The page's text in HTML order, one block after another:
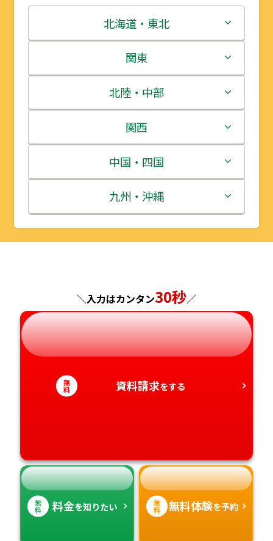
北海道・東北
北海道
青森県
岩手県
宮城県
秋田県
山形県
関東
茨城県
栃木県
群馬県
埼玉県
千葉県
神奈川県
北陸・中部
新潟県
富山県
石川県
福井県
長野県
岐阜県
関西
三重県
滋賀県
京都府
兵庫県
奈良県
中国・四国
鳥取県
島根県
広島県
山口県
高知県
九州・沖縄
福岡県
長崎県
熊本県
沖縄県
＼入力はカンタン30秒／
無
料 資料請求をする
無
料 料金を知りたい 無
料 無料体験を予約